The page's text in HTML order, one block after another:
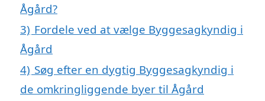
Ågård?
3) Fordele ved at vælge Byggesagkyndig i
Ågård
4) Søg efter en dygtig Byggesagkyndig i
de omkringliggende byer til Ågård